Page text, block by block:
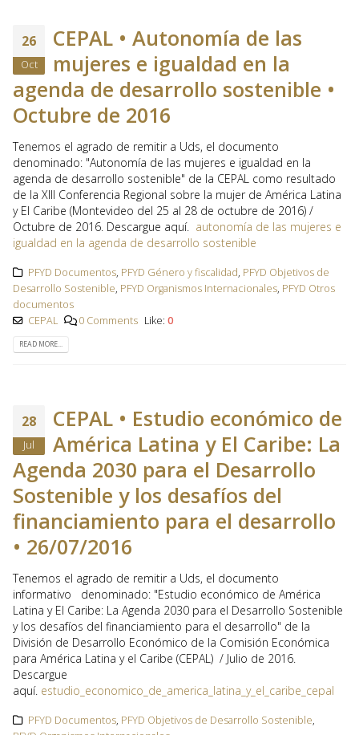
26
Oct
CEPAL • Autonomía de las
mujeres e igualdad en la
agenda de desarrollo sostenible •
Octubre de 2016
Tenemos el agrado de remitir a Uds, el documento
denominado: "Autonomía de las mujeres e igualdad en la
agenda de desarrollo sostenible" de la CEPAL como resultado
de la XIII Conferencia Regional sobre la mujer de América Latina
y El Caribe (Montevideo del 25 al 28 de octubre de 2016) /
Octubre de 2016. Descargue aquí. autonomía de las mujeres e
igualdad en la agenda de desarrollo sostenible
PFYD Documentos, PFYD Género y fiscalidad, PFYD Objetivos de
Desarrollo Sostenible, PFYD Organismos Internacionales, PFYD Otros
documentos
CEPAL
0 Comments Like:0
READ MORE...
28
Jul
CEPAL • Estudio económico de
América Latina y El Caribe: La
Agenda 2030 para el Desarrollo
Sostenible y los desafíos del
financiamiento para el desarrollo
• 26/07/2016
Tenemos el agrado de remitir a Uds, el documento
informativo denominado: "Estudio económico de América
Latina y El Caribe: La Agenda 2030 para el Desarrollo Sostenible
y los desafíos del financiamiento para el desarrollo" de la
División de Desarrollo Económico de la Comisión Económica
para América Latina y el Caribe (CEPAL) / Julio de 2016.
Descargue
aquí. estudio_economico_de_america_latina_y_el_caribe_cepal
PFYD Documentos, PFYD Objetivos de Desarrollo Sostenible,